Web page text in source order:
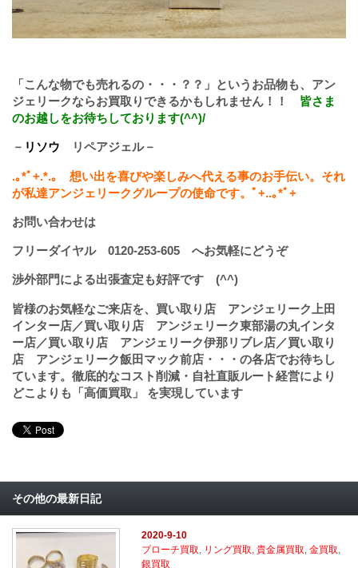
「こんな物でも売れるの・・・？？」というお品物も、アン
ジェリークならお買取りできるかもしれません！！ 皆さま
のお越しをお待ちしております(^^)/
－ リソウ リペアジェル－
.｡*ﾟ+.*.｡ 想い出を喜びや楽しみへ代える事のお手伝い。それ
が私達アンジェリークグループの使命です。ﾟ+..｡*ﾟ+
お問い合わせは
フリーダイヤル 0120-253-605 へお気軽にどうぞ
渉外部門による出張査定も好評です (^^)
皆様のお気軽なご来店を、買い取り店 アンジェリーク上田
インター店／買い取り店 アンジェリーク東部湯の丸インタ
ー店／買い取り店 アンジェリーク伊那リブレ店／買い取り
店 アンジェリーク飯田マック前店・・・の各店でお待ちし
ています。徹底的なコスト削減・自社直販ルート経営により
どこよりも「高価買取」 を実現しています
その他の最新日記
2020-9-10
ブローチ買取
リング買取 ,貴金属買取 ,金買取
銀買取